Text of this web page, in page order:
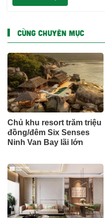
CÙNG CHUYÊN MỤC
Chủ khu resort trăm triệu
đồng/đêm Six Senses
Ninh Van Bay lãi lớn